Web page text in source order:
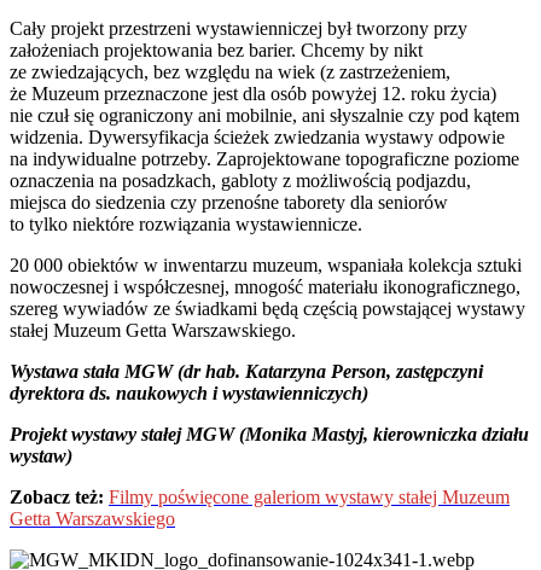
Cały projekt przestrzeni wystawienniczej był tworzony przy
założeniach projektowania bez barier. Chcemy by nikt
ze zwiedzających, bez względu na wiek (z zastrzeżeniem,
że Muzeum przeznaczone jest dla osób powyżej 12. roku życia)
nie czuł się ograniczony ani mobilnie, ani słyszalnie czy pod kątem
widzenia. Dywersyfikacja ścieżek zwiedzania wystawy odpowie
na indywidualne potrzeby. Zaprojektowane topograficzne poziome
oznaczenia na posadzkach, gabloty z możliwością podjazdu,
miejsca do siedzenia czy przenośne taborety dla seniorów
to tylko niektóre rozwiązania wystawiennicze.
20 000 obiektów w inwentarzu muzeum, wspaniała kolekcja sztuki
nowoczesnej i współczesnej, mnogość materiału ikonograficznego,
szereg wywiadów ze świadkami będą częścią powstającej wystawy
stałej Muzeum Getta Warszawskiego.
Wystawa stała MGW (dr hab. Katarzyna Person, zastępczyni
dyrektora ds. naukowych i wystawienniczych)
Projekt wystawy stałej MGW (Monika Mastyj, kierowniczka działu
wystaw)
Zobacz też: Filmy poświęcone galeriom wystawy stałej Muzeum
Getta Warszawskiego